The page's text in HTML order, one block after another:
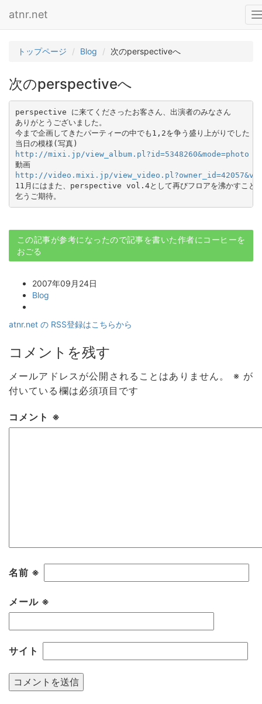
atnr.net
トップページ Blog 次のperspectiveへ
次のperspectiveへ
perspective に来てくださったお客さん、出演者のみなさん
ありがとうございました。
今まで企画してきたパーティーの中でも1,2を争う盛り上がりでした！
http://mixi.jp/view_album.pl?id=5348260&mode=photo
動画
http://video.mixi.jp/
11月にはまた、perspective vol.4として再びフロアを沸かすことが
この記事が参考になったので記事を書いた作者にコーヒーを
おごる
2007年09月24日
Blog
atnr.net の RSS登録はこちらから
コメントを残す
メールアドレスが公開されることはありません。 ※ が
付いている欄は必須項目です
コメント ※
名前 ※
メール ※
サイト